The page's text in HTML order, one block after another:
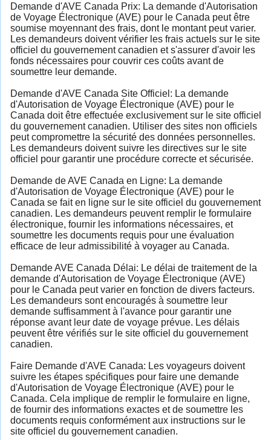
Demande d'AVE Canada Prix: La demande d'Autorisation
de Voyage Électronique (AVE) pour le Canada peut être
soumise moyennant des frais, dont le montant peut varier.
Les demandeurs doivent vérifier les frais actuels sur le site
officiel du gouvernement canadien et s'assurer d'avoir les
fonds nécessaires pour couvrir ces coûts avant de
soumettre leur demande.
Demande d'AVE Canada Site Officiel: La demande
d'Autorisation de Voyage Électronique (AVE) pour le
Canada doit être effectuée exclusivement sur le site officiel
du gouvernement canadien. Utiliser des sites non officiels
peut compromettre la sécurité des données personnelles.
Les demandeurs doivent suivre les directives sur le site
officiel pour garantir une procédure correcte et sécurisée.
Demande de AVE Canada en Ligne: La demande
d'Autorisation de Voyage Électronique (AVE) pour le
Canada se fait en ligne sur le site officiel du gouvernement
canadien. Les demandeurs peuvent remplir le formulaire
électronique, fournir les informations nécessaires, et
soumettre les documents requis pour une évaluation
efficace de leur admissibilité à voyager au Canada.
Demande AVE Canada Délai: Le délai de traitement de la
demande d'Autorisation de Voyage Électronique (AVE)
pour le Canada peut varier en fonction de divers facteurs.
Les demandeurs sont encouragés à soumettre leur
demande suffisamment à l'avance pour garantir une
réponse avant leur date de voyage prévue. Les délais
peuvent être vérifiés sur le site officiel du gouvernement
canadien.
Faire Demande d'AVE Canada: Les voyageurs doivent
suivre les étapes spécifiques pour faire une demande
d'Autorisation de Voyage Électronique (AVE) pour le
Canada. Cela implique de remplir le formulaire en ligne,
de fournir des informations exactes et de soumettre les
documents requis conformément aux instructions sur le
site officiel du gouvernement canadien.